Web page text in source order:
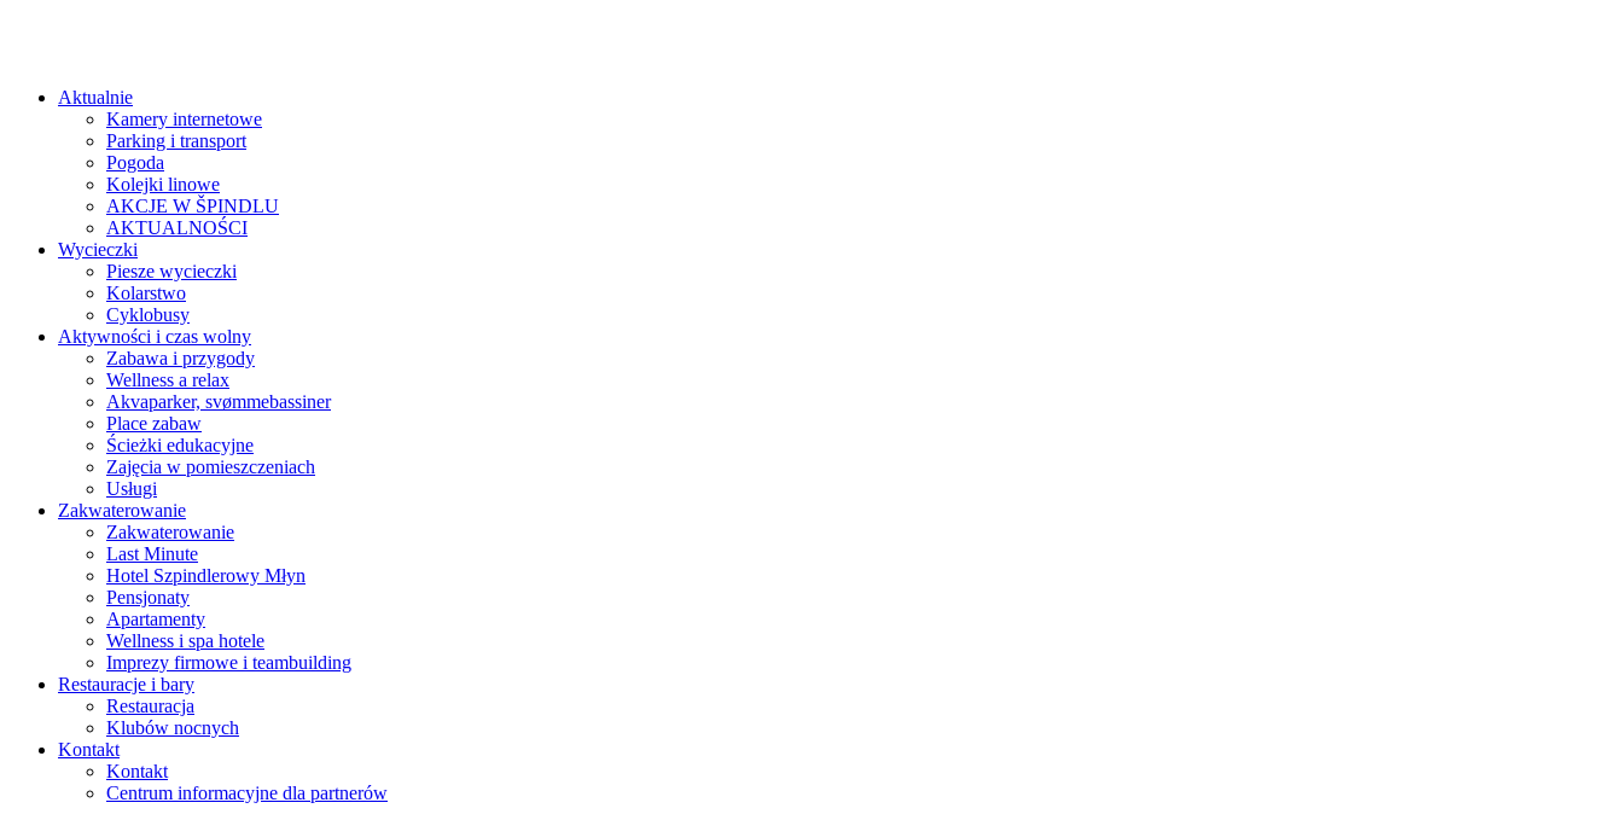
Aktualnie
Kamery internetowe
Parking i transport
Pogoda
Kolejki linowe
AKCJE W ŠPINDLU
AKTUALNOŚCI
Wycieczki
Piesze wycieczki
Kolarstwo
Cyklobusy
Aktywności i czas wolny
Zabawa i przygody
Wellness a relax
Akvaparker, svømmebassiner
Place zabaw
Ścieżki edukacyjne
Zajęcia w pomieszczeniach
Usługi
Zakwaterowanie
Zakwaterowanie
Last Minute
Hotel Szpindlerowy Młyn
Pensjonaty
Apartamenty
Wellness i spa hotele
Imprezy firmowe i teambuilding
Restauracje i bary
Restauracja
Klubów nocnych
Kontakt
Kontakt
Centrum informacyjne dla partnerów